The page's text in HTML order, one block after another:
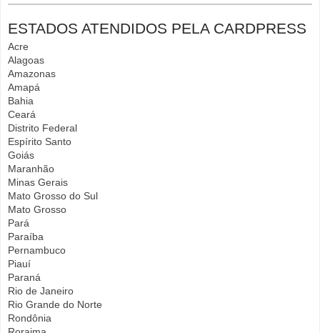
ESTADOS ATENDIDOS PELA CARDPRESS
Acre
Alagoas
Amazonas
Amapá
Bahia
Ceará
Distrito Federal
Espírito Santo
Goiás
Maranhão
Minas Gerais
Mato Grosso do Sul
Mato Grosso
Pará
Paraíba
Pernambuco
Piauí
Paraná
Rio de Janeiro
Rio Grande do Norte
Rondônia